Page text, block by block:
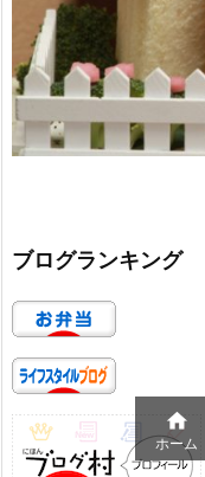
ブログランキング

ホーム